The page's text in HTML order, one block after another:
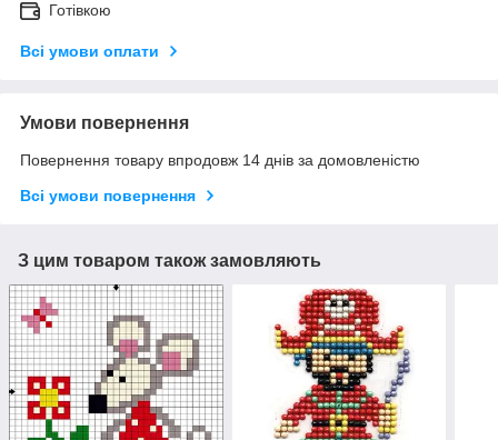
Готівкою
Всі умови оплати
Умови повернення
Повернення товару впродовж 14 днів за домовленістю
Всі умови повернення
З цим товаром також замовляють